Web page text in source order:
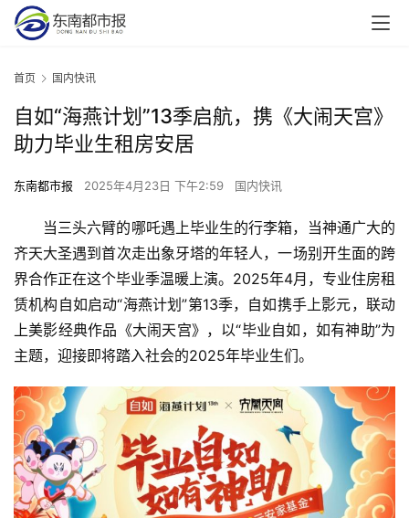
首页 国内快讯
自如“海燕计划”13季启航，携《大闹天宫》
助力毕业生租房安居
东南都市报 2025年4月23日 下午2:59 国内快讯
当三头六臂的哪吒遇上毕业生的行李箱，当神通广大的
齐天大圣遇到首次走出象牙塔的年轻人，一场别开生面的跨
界合作正在这个毕业季温暖上演。2025年4月，专业住房租
赁机构自如启动“海燕计划”第13季，自如携手上影元，联动
上美影经典作品《大闹天宫》，以“毕业自如，如有神助”为
主题，迎接即将踏入社会的2025年毕业生们。